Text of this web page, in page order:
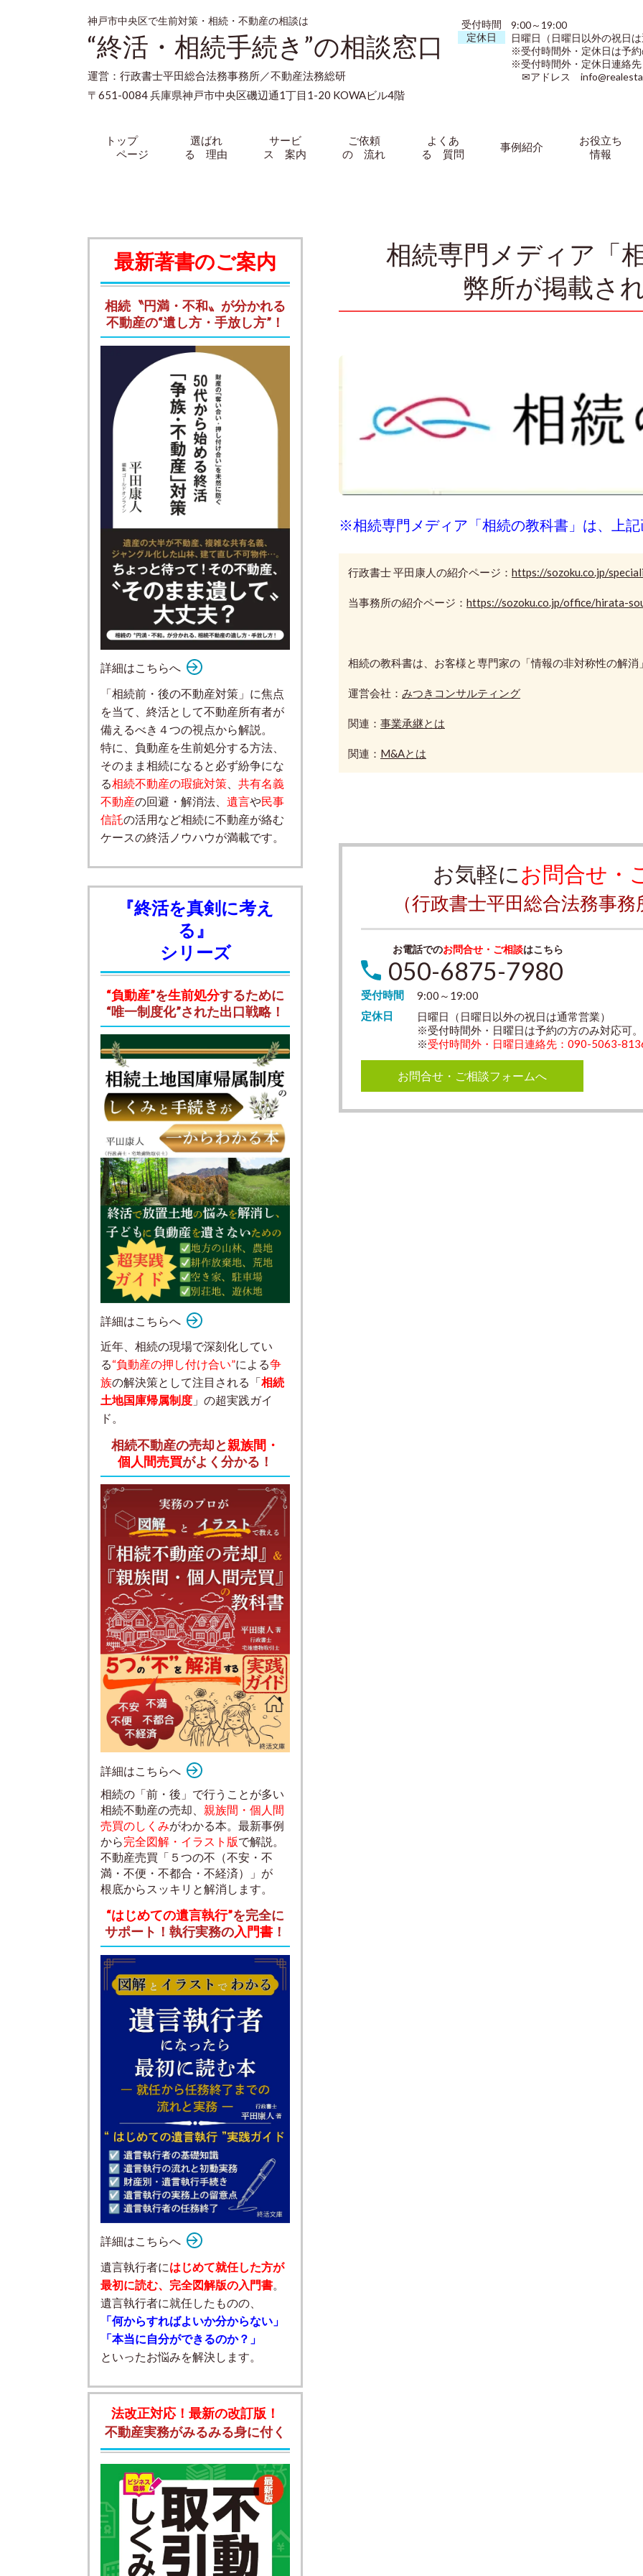
神戸市中央区で生前対策・相続・不動産の相談は
“終活・相続手続き”の相談窓口
運営：行政書士平田総合法務事務所／不動産法務総研
〒651-0084 兵庫県神戸市中央区磯辺通1丁目1-20 KOWAビル4階
受付時間
定休日
9:00～19:00
日曜日（日曜日以外の祝日
※受付時間外・定休日は予
※受付時間外・定休日連絡
✉アドレス
トップ
ページ
選ばれ
る 理由
サービ
ス 案内
ご依頼
の 流れ
よくあ
る 質問
事例紹介
お役立ち
情報
相続専門メディア「
弊所が掲載さ
※相続専門メディア「相続の教科書」は、上
行政書士 平田康人の紹介ページ： https://sozoku.co.jp/
当事務所の紹介ページ： https://sozoku.co.jp/office/hirata-
相続の教科書は、お客様と専門家の「情報の非対称性の解
運営会社： みつきコンサルティング
関連： 事業承継とは
関連： M&Aとは
お気軽にお問合せ・
（行政書士平田総合法務事
お電話でのお問合せ・ご相談はこちら
050-6875-7980
受付時間
9:00～19:00
定休日
日曜日（日曜日以外の祝日は通常営業）
※受付時間外・日曜日は予約の方のみ対応可。
※受付時間外・日曜日連絡先：090-5063-
お問合せ・ご相談フォームへ
最新著書のご案内
相続〝円満・不和〟が分かれる
不動産の“遺し方・手放し方”！
詳細はこちらへ
「相続前・後の不動産対策」に焦点
を当て、終活として不動産所有者が
備えるべき４つの視点から解説。
特に、負動産を生前処分する方法、
そのまま相続になると必ず紛争にな
る相続不動産の瑕疵対策
共有名義
不動産の回避・解消法、 遺言や民事
信託の活用など相続に不動産が絡む
ケースの終活ノウハウが満載です。
『終活を真剣に考え
る』
シリーズ
“負動産”を生前処分するために
“唯一制度化”された出口戦略！
詳細はこちらへ
近年、相続の現場で深刻化してい
る“負動産の押し付け合い”による争
族の解決策として注目される「相続
土地国庫帰属制度 」の超実践ガイ
ド。
相続不動産の売却と親族間・
個人間売買がよく分かる！
詳細はこちらへ
相続の「前・後」で行うことが多い
相続不動産の売却、 親族間・個人間
売買のしくみがわかる本。最新事例
から完全図解・イラスト版で解説。
不動産売買「５つの不（不安・不
満・不便・不都合・不経済）」が
根底からスッキリと解消します。
“はじめての遺言執行”を完全に
サポート！執行実務の入門書 ！
詳細はこちらへ
遺言執行者にはじめて就任した方が
最初に読む、完全図解版の入門書。
遺言執行者に就任したものの、
「何からすればよいか分からない」
「本当に自分ができるのか？」
といったお悩みを解決します。
法改正対応！最新の改訂版！
不動産実務がみるみる身に付く